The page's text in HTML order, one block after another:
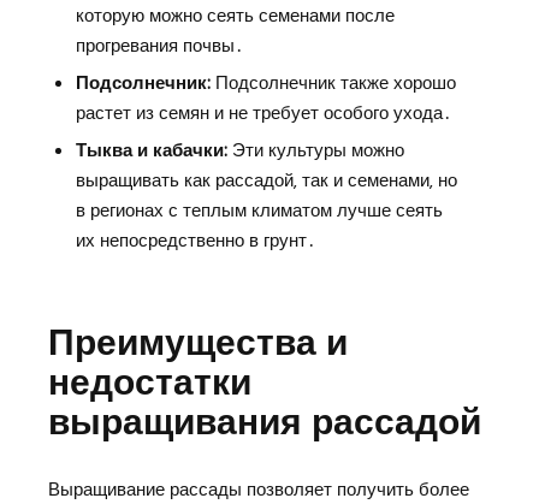
которую можно сеять семенами после
прогревания почвы․
Подсолнечник:Подсолнечник также хорошо
растет из семян и не требует особого ухода․
Тыква и кабачки:Эти культуры можно
выращивать как рассадой‚ так и семенами‚ но
в регионах с теплым климатом лучше сеять
их непосредственно в грунт․
Преимущества и
недостатки
выращивания рассадой
Выращивание рассады позволяет получить более